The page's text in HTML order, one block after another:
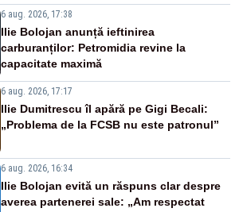
6 aug. 2026, 17:38
Ilie Bolojan anunță ieftinirea
carburanților: Petromidia revine la
capacitate maximă
6 aug. 2026, 17:17
Ilie Dumitrescu îl apără pe Gigi Becali:
„Problema de la FCSB nu este patronul”
6 aug. 2026, 16:34
Ilie Bolojan evită un răspuns clar despre
averea partenerei sale: „Am respectat